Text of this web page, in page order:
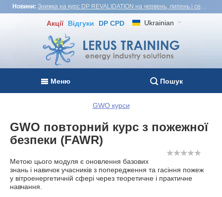
Новини: Знижка на курс DP REVALIDATION на червень, липень і серпень - USD1,000! Вʼєтнам, Туреччина, Малайзія
Акції Відгуки DP CPD Ukrainian
Меню Пошук
GWO курси
GWO повторний курс з пожежної
безпеки (FAWR)
Метою цього модуля є оновлення базових
знань і навичок учасників з попередження та гасіння пожеж
у вітроенергетичній сфері через теоретичне і практичне
навчання.